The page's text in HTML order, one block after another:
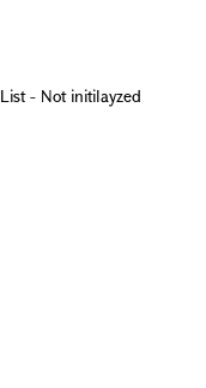
List - Not initilayzed